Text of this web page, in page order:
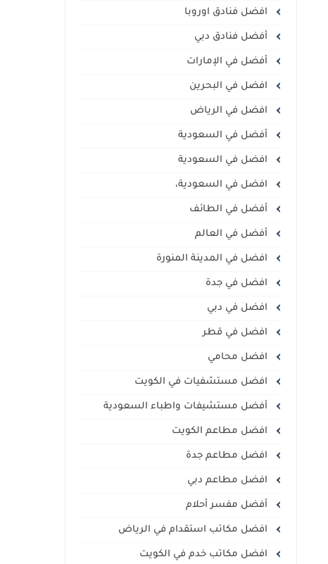
افضل فنادق اوروبا
أفضل فنادق دبي
أفضل في الإمارات
افضل في البحرين
افضل في الرياض
أفضل في السعودية
افضل في السعودية
افضل في السعودية،
أفضل في الطائف
أفضل في العالم
افضل في المدينة المنورة
افضل في جدة
افضل في دبي
افضل في قطر
افضل محامي
افضل مستشفيات في الكويت
أفضل مستشيفات واطباء السعودية
افضل مطاعم الكويت
افضل مطاعم جدة
افضل مطاعم دبي
أفضل مفسر أحلام
افضل مكاتب استقدام في الرياض
افضل مكاتب خدم في الكويت